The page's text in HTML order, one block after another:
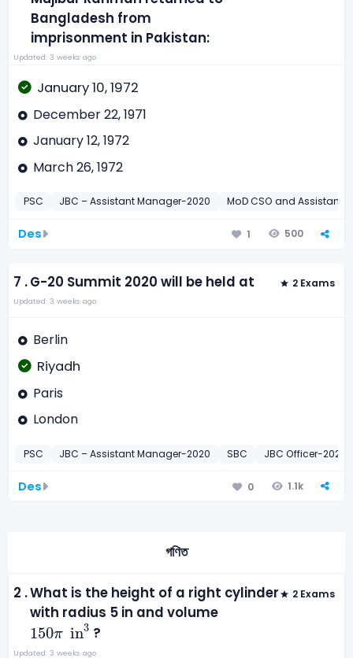
Bangladesh from
imprisonment in Pakistan:
Updated: 3 weeks ago
January 10, 1972
December 22, 1971
January 12, 1972
March 26, 1972
PSC JBC – Assistant Manager-2020 MoD CSO and Assistant
Des 1 500
7 .G-20 Summit 2020 will be held at 2 Exams
Updated: 3 weeks ago
Berlin
Riyadh
Paris
London
PSC JBC – Assistant Manager-2020 SBC JBC Officer-2020
Des 0 1.1k
গণিত
2 .What is the height of a right cylinder
with radius 5 in and volume
150π in3
150π in3?
2 Exams
Updated: 3 weeks ago